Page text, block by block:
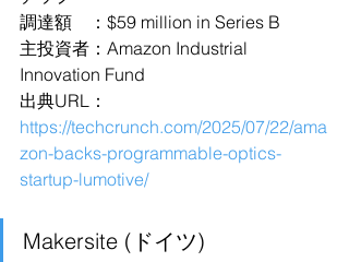
調達額　：$59 million in Series B
主投資者：Amazon Industrial
Innovation Fund
出典URL：
https://techcrunch.com/2025/07/22/ama
zon-backs-programmable-optics-
startup-lumotive/
Makersite (ドイツ)